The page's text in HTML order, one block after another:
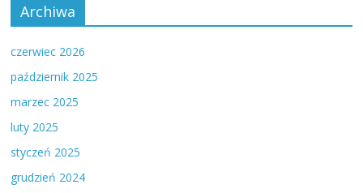
Archiwa
czerwiec 2026
październik 2025
marzec 2025
luty 2025
styczeń 2025
grudzień 2024